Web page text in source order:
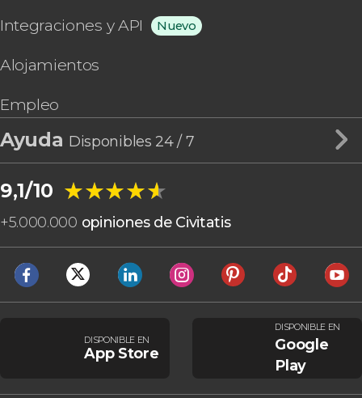
Integraciones y API Nuevo
Alojamientos
Empleo
Ayuda Disponibles 24 / 7
9,1/10 ★★★★★
★★★★★
+5.000.000 opiniones de Civitatis
DISPONIBLE EN
App Store
DISPONIBLE EN
Google
Play